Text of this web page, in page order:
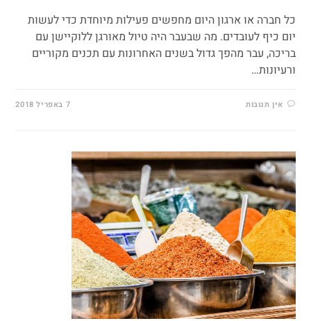
כל חברה או ארגון היום מחפשים פעילות מיוחדת כדי לעשות
יום כיף לעובדים. מה שבעבר היה טיול מאורגן ללוקיישן עם
בריכה, עבר מהפך גדול בשנים האחרונות עם תכנים מקוריים
ורעיונות…
אין תגובות 7 באפריל 2018